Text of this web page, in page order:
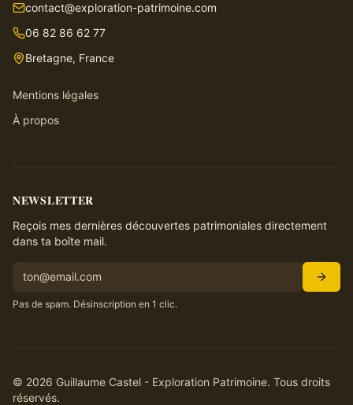
contact@exploration-patrimoine.com
06 82 86 62 77
Bretagne, France
Mentions légales
À propos
NEWSLETTER
Reçois mes dernières découvertes patrimoniales directement
dans ta boîte mail.
Pas de spam. Désinscription en 1 clic.
© 2026 Guillaume Castel - Exploration Patrimoine. Tous droits
réservés.